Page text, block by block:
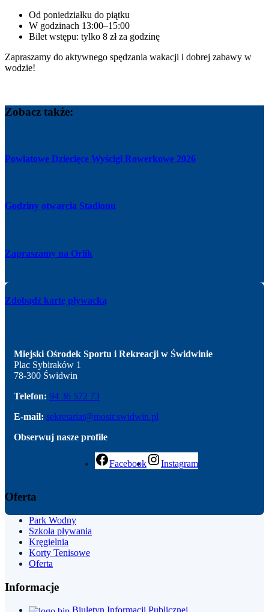
Od poniedziałku do piątku
W godzinach 13:00–15:00
Bilet wstępu: tylko 8 zł za godzinę
Zapraszamy do aktywnego spędzania wakacji i dobrej zabawy w
wodzie!
Zobacz także:
Powiatowe Dziecięce Wyścigi Rowerkowe 2026
Godziny otwarcia Stadionu
Zapraszamy na Orlik
Zdobądź kartę pływacką
Miejski Ośrodek Sportu i Rekreacji w Świdwinie
Plac Sybiraków 1
78-300 Świdwin
Telefon: 94 36 572 73
E-mail: sekretariat@mosir.swidwin.pl
Obserwuj nasze profile
Facebook Instagram
Oferta
Park Wodny
Szkoła pływania
Kręgielnia
Korty Tenisowe
Oferta
Informacje